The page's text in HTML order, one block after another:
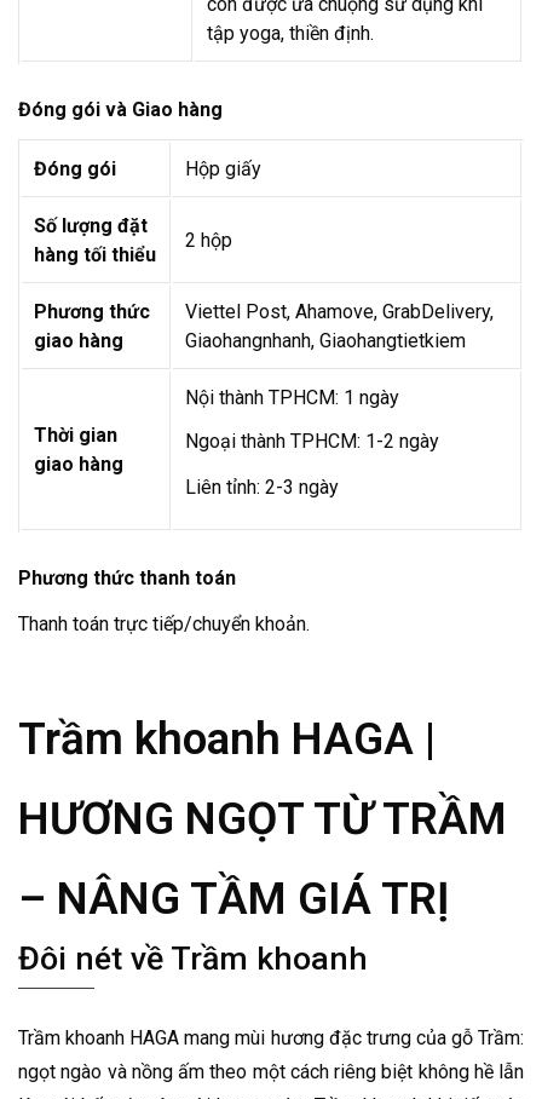
còn được ưa chuộng sử dụng khi
tập yoga, thiền định.
Đóng gói và Giao hàng
Đóng gói Hộp giấy
Số lượng đặt
hàng tối thiểu
2 hộp
Phương thức
giao hàng
Viettel Post, Ahamove, GrabDelivery,
Giaohangnhanh, Giaohangtietkiem
Thời gian
giao hàng
Nội thành TPHCM: 1 ngày
Ngoại thành TPHCM: 1-2 ngày
Liên tỉnh: 2-3 ngày
Phương thức thanh toán
Thanh toán trực tiếp/chuyển khoản.
Trầm khoanh HAGA |
HƯƠNG NGỌT TỪ TRẦM
– NÂNG TẦM GIÁ TRỊ
Đôi nét về Trầm khoanh
Trầm khoanh HAGA mang mùi hương đặc trưng của gỗ Trầm:
ngọt ngào và nồng ấm theo một cách riêng biệt không hề lẫn